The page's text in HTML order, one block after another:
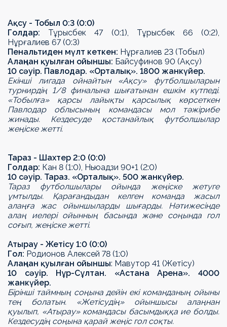
Ақсу - Тобыл 0:3 (0:0)
Голдар: Тұрысбек 47 (0:1), Тұрысбек 66 (0:2),
Нұрғалиев 67 (0:3)
Пенальтиден мүлт кеткен: Нұрғалиев 23 (Тобыл)
Алаңнан қуылған ойыншы: Байсуфинов 90 (Ақсу)
10 сәуір. Павлодар. «Орталық». 1800 жанкүйер.
Екінші лигада ойнайтын «Ақсу» футболшыларын
турнирдің 1/8 финалына шығатынан ешкім күтпеді.
«Тобылға» қарсы лайықты қарсылық көрсеткен
Павлодар облысының командасы мол тәжірибе
жинады. Кездесуде қостанайлық футболшылар
жеңіске жетті.
Тараз - Шахтер 2:0 (0:0)
Голдар: Кан 8 (1:0), Ньюадзи 90+1 (2:0)
10 сәуір. Тараз. «Орталық». 500 жанкүйер.
Тараз футболшылары ойында жеңіске жетуге
ұмтылды. Қарағандыдан келген команда жасыл
алаңға жас ойыншыларды шығарды. Нәтижесінде
алаң иелері ойынның басында және соңында гол
соғып, жеңіске жетті.
Атырау - Жетісу 1:0 (0:0)
Гол: Родионов Алексей 78 (1:0)
Алаңнан қуылған ойыншы: Мавутор 41 (Жетісу)
10 сәуір. Нұр-Сұлтан. «Астана Арена». 4000
жанкүйер.
Бірінші таймның соңына дейін екі команданың ойыны
тең болатын. «Жетісудің» ойыншысы алаңнан
қуылып, «Атырау» командасы басымдыққа ие болды.
Кездесудің соңына қарай жеңіс гол соқты.